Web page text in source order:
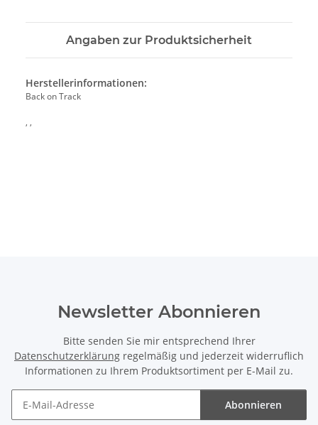
Angaben zur Produktsicherheit
Herstellerinformationen:
Back on Track
, ,
Newsletter Abonnieren
Bitte senden Sie mir entsprechend Ihrer
Datenschutzerklärung regelmäßig und jederzeit widerruflich
Informationen zu Ihrem Produktsortiment per E-Mail zu.
Abonnieren